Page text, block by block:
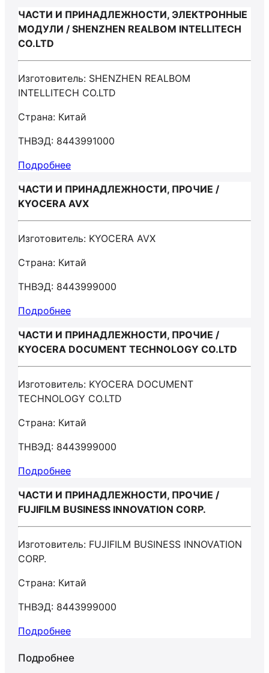
ЧАСТИ И ПРИНАДЛЕЖНОСТИ, ЭЛЕКТРОННЫЕ
МОДУЛИ / SHENZHEN REALBOM INTELLITECH
CO.LTD
Изготовитель: SHENZHEN REALBOM
INTELLITECH CO.LTD
Страна: Китай
ТНВЭД: 8443991000
Подробнее
ЧАСТИ И ПРИНАДЛЕЖНОСТИ, ПРОЧИЕ /
KYOCERA AVX
Изготовитель: KYOCERA AVX
Страна: Китай
ТНВЭД: 8443999000
Подробнее
ЧАСТИ И ПРИНАДЛЕЖНОСТИ, ПРОЧИЕ /
KYOCERA DOCUMENT TECHNOLOGY CO.LTD
Изготовитель: KYOCERA DOCUMENT
TECHNOLOGY CO.LTD
Страна: Китай
ТНВЭД: 8443999000
Подробнее
ЧАСТИ И ПРИНАДЛЕЖНОСТИ, ПРОЧИЕ /
FUJIFILM BUSINESS INNOVATION CORP.
Изготовитель: FUJIFILM BUSINESS INNOVATION
CORP.
Страна: Китай
ТНВЭД: 8443999000
Подробнее
Подробнее